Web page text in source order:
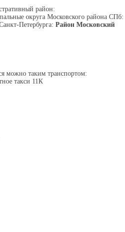
район:
округа Московского района СПб:
Петербурга: Район Московский
можно таким транспортом:
такси 11К